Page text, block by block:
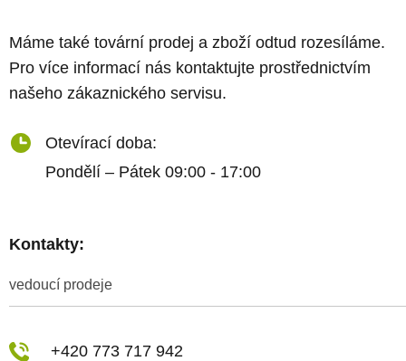
Máme také tovární prodej a zboží odtud rozesíláme.
Pro více informací nás kontaktujte prostřednictvím
našeho zákaznického servisu.
Otevírací doba:
Pondělí – Pátek 09:00 - 17:00
Kontakty:
vedoucí prodeje
+420 773 717 942